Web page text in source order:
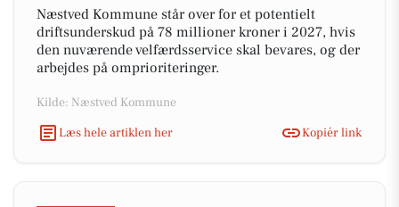
Næstved Kommune står over for et potentielt
driftsunderskud på 78 millioner kroner i 2027, hvis
den nuværende velfærdsservice skal bevares, og der
arbejdes på omprioriteringer.
Kilde: Næstved Kommune
Læs hele artiklen her
Kopiér link